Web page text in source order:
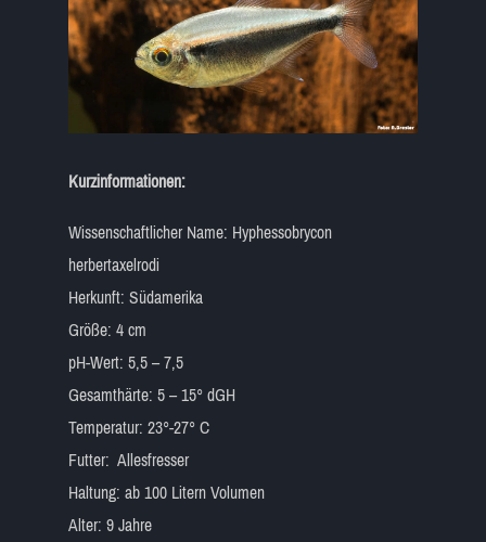
Kurzinformationen:
Wissenschaftlicher Name: Hyphessobrycon
herbertaxelrodi
Herkunft: Südamerika
Größe: 4 cm
pH-Wert: 5,5 – 7,5
Gesamthärte: 5 – 15° dGH
Temperatur: 23°-27° C
Futter: Allesfresser
Haltung: ab 100 Litern Volumen
Alter: 9 Jahre